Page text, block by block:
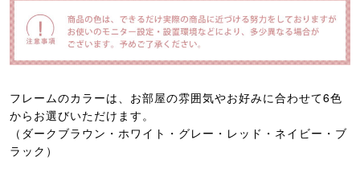
フレームのカラーは、お部屋の雰囲気やお好みに合わせて6色
からお選びいただけます。
（ダークブラウン・ホワイト・グレー・レッド・ネイビー・ブ
ラック）